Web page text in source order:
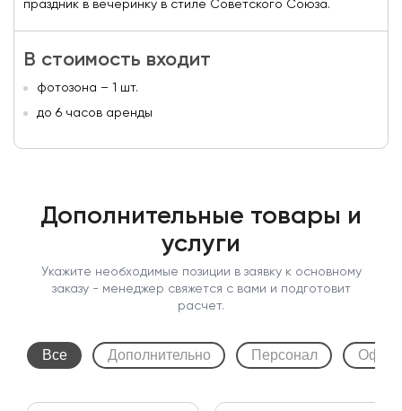
праздник в вечеринку в стиле Советского Союза.
В стоимость входит
фотозона – 1 шт.
до 6 часов аренды
Дополнительные товары и
услуги
Укажите необходимые позиции в заявку к основному
заказу - менеджер свяжется с вами и подготовит
расчет.
Все Дополнительно Персонал